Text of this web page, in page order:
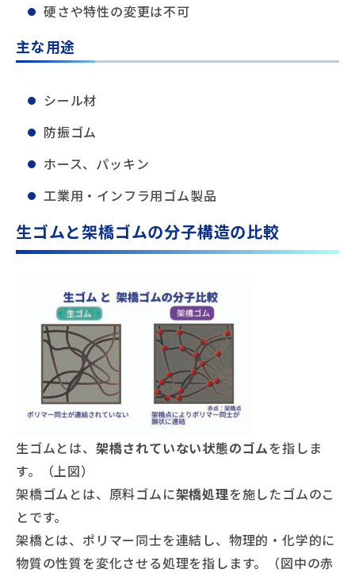
硬さや特性の変更は不可
主な用途
シール材
防振ゴム
ホース、パッキン
工業用・インフラ用ゴム製品
生ゴムと架橋ゴムの分子構造の比較
生ゴムとは、 架橋されていない状態のゴムを指しま
す。（上図）
架橋ゴムとは、原料ゴムに架橋処理を施したゴムのこ
とです。
架橋とは、ポリマー同士を連結し、物理的・化学的に
物質の性質を変化させる処理を指します。（図中の赤